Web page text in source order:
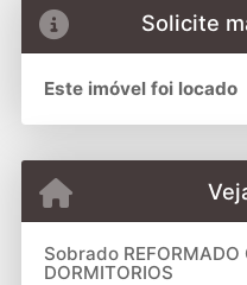
Solicite
Este imóvel foi locado
Sobrado REFORMADO
DORMITORIOS